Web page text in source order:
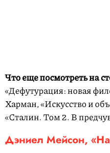
Что еще посмотреть на
«Дефутурация: новая
Харман, «Искусство и
«Сталин. Том 2. В
Дэниел Мейсон,